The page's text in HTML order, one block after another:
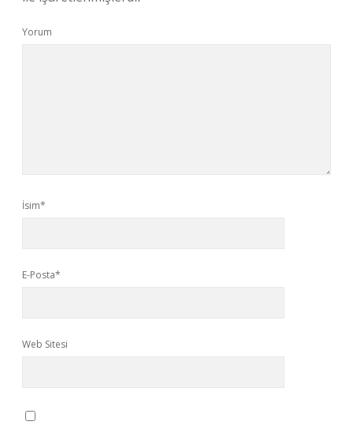
Yorum
İsim*
E-Posta*
Web Sitesi